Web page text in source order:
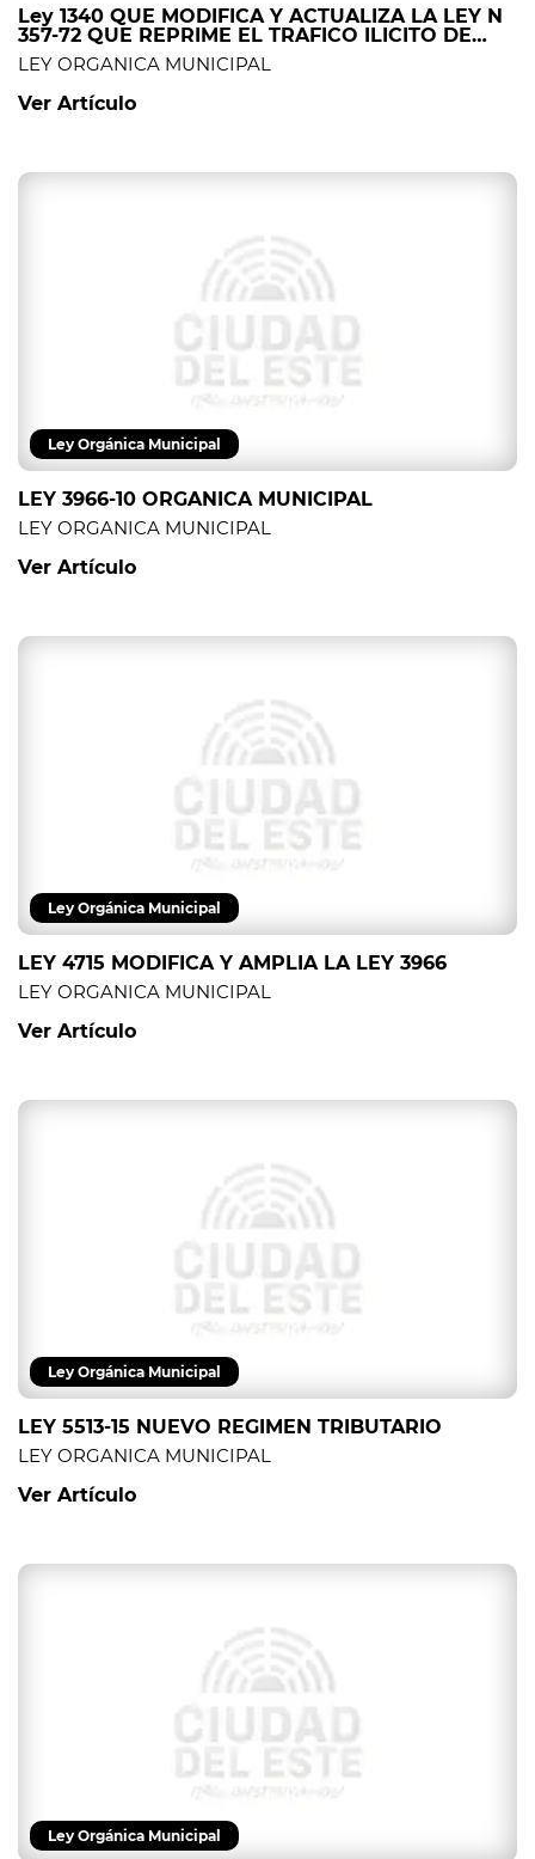
Ley 1340 QUE MODIFICA Y ACTUALIZA LA LEY N
357-72 QUE REPRIME EL TRAFICO ILICITO DE
ESTUPEFACIENTES Y DROGAS PELIGROSAS.
LEY ORGANICA MUNICIPAL
Ver Artículo
Ley Orgánica Municipal
LEY 3966-10 ORGANICA MUNICIPAL
LEY ORGANICA MUNICIPAL
Ver Artículo
Ley Orgánica Municipal
LEY 4715 MODIFICA Y AMPLIA LA LEY 3966
LEY ORGANICA MUNICIPAL
Ver Artículo
Ley Orgánica Municipal
LEY 5513-15 NUEVO REGIMEN TRIBUTARIO
LEY ORGANICA MUNICIPAL
Ver Artículo
Ley Orgánica Municipal